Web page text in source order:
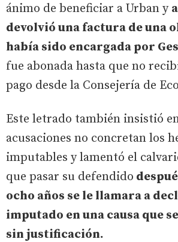
ánimo de beneficiar a Urban y
devolvió una factura de una
había sido encargada por
fue abonada hasta que no
pago desde la Consejería de
Este letrado también insistió
acusaciones no concretan los
imputables y lamentó el
que pasar su defendido
ocho años se le llamara a
imputado en una causa que
sin justificación.